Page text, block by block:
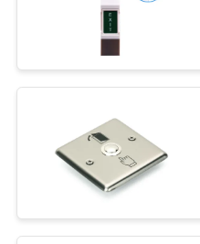
DATENSCHUTZ-
BESTIMMUNGEN
TTLock